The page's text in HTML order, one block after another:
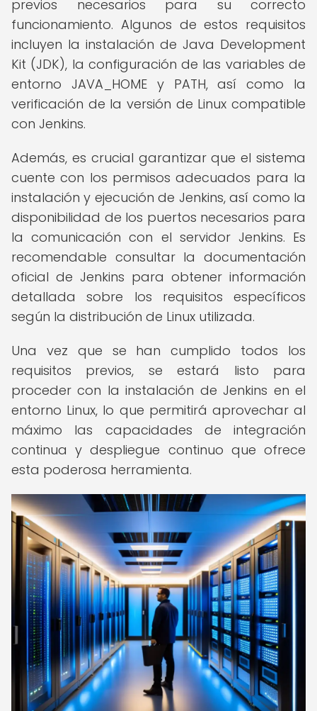
previos necesarios para su correcto
funcionamiento. Algunos de estos requisitos
incluyen la instalación de Java Development
Kit (JDK), la configuración de las variables de
entorno JAVA_HOME y PATH, así como la
verificación de la versión de Linux compatible
con Jenkins.
Además, es crucial garantizar que el sistema
cuente con los permisos adecuados para la
instalación y ejecución de Jenkins, así como la
disponibilidad de los puertos necesarios para
la comunicación con el servidor Jenkins. Es
recomendable consultar la documentación
oficial de Jenkins para obtener información
detallada sobre los requisitos específicos
según la distribución de Linux utilizada.
Una vez que se han cumplido todos los
requisitos previos, se estará listo para
proceder con la instalación de Jenkins en el
entorno Linux, lo que permitirá aprovechar al
máximo las capacidades de integración
continua y despliegue continuo que ofrece
esta poderosa herramienta.